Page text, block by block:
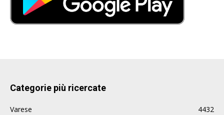
Categorie più ricercate
Varese
4432